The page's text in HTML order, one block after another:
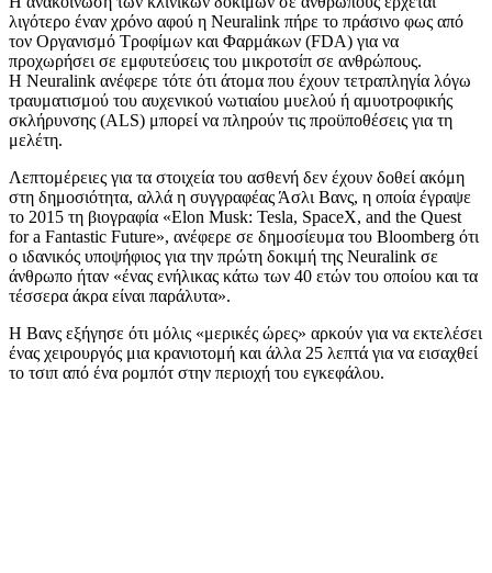
λιγότερο έναν χρόνο αφού η Neuralink πήρε το πράσινο φως από
τον Οργανισμό Τροφίμων και Φαρμάκων (FDA) για να
προχωρήσει σε εμφυτεύσεις του μικροτσίπ σε ανθρώπους.
Η Neuralink ανέφερε τότε ότι άτομα που έχουν τετραπληγία λόγω
τραυματισμού του αυχενικού νωτιαίου μυελού ή αμυοτροφικής
σκλήρυνσης (ALS) μπορεί να πληρούν τις προϋποθέσεις για τη
μελέτη.
Λεπτομέρειες για τα στοιχεία του ασθενή δεν έχουν δοθεί ακόμη
στη δημοσιότητα, αλλά η συγγραφέας Άσλι Βανς, η οποία έγραψε
το 2015 τη βιογραφία «Elon Musk: Tesla, SpaceX, and the Quest
for a Fantastic Future», ανέφερε σε δημοσίευμα του Bloomberg ότι
ο ιδανικός υποψήφιος για την πρώτη δοκιμή της Neuralink σε
άνθρωπο ήταν «ένας ενήλικας κάτω των 40 ετών του οποίου και τα
τέσσερα άκρα είναι παράλυτα».
Η Βανς εξήγησε ότι μόλις «μερικές ώρες» αρκούν για να εκτελέσει
ένας χειρουργός μια κρανιοτομή και άλλα 25 λεπτά για να εισαχθεί
το τσιπ από ένα ρομπότ στην περιοχή του εγκεφάλου.